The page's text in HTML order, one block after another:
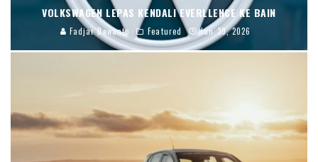
VOLKSWAGEN LEPAS KENDALI EVERLLENCE KE BAIN
Fadjar Dewanto Featured Jun 30, 2026